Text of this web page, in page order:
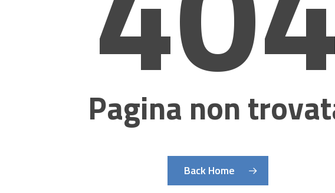
Pagina non
Back Home